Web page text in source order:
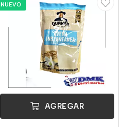
NUEVO
AGREGAR